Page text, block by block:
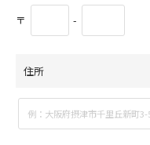
〒 -
住所